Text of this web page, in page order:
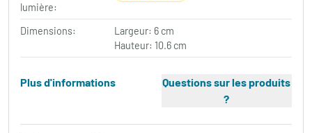
lumière:
Dimensions:
Largeur: 6 cm
Hauteur: 10.6 cm
Plus d'informations
Questions sur les produits
?